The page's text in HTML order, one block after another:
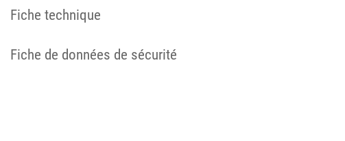
Fiche technique
Fiche de données de sécurité